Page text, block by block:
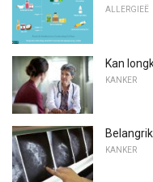
ALLERGIEË
Kan
KANKER
KANKER